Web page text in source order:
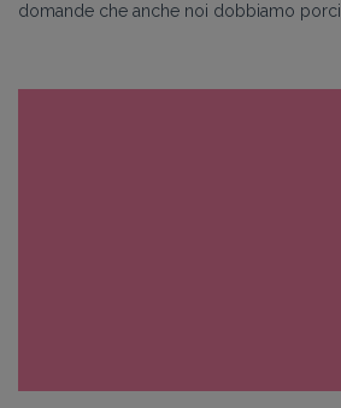
domande che anche noi dobbiamo porci.